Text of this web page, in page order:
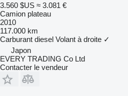
3.560 $US ≈ 3.081 €
Camion plateau
2010
117.000 km
Carburant diesel Volant à droite ✓
Japon
EVERY TRADING Co Ltd
Contacter le vendeur